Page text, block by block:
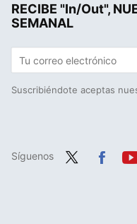
RECIBE "In/Out",
SEMANAL
Suscribiéndote aceptas
Síguenos